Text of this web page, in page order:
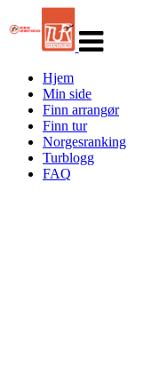
navigasjon
Hjem
Min side
Finn arrangør
Finn tur
Norgesranking
Turblogg
FAQ